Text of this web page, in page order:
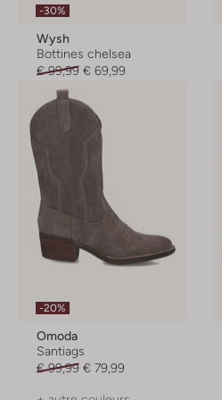
-30%
Wysh
Bottines chelsea
€ 99,99 € 69,99
-20%
Omoda
Santiags
€ 99,99 € 79,99